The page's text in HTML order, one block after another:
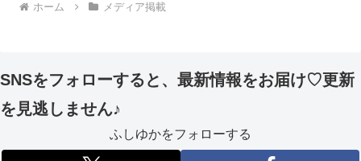
ホーム メディア掲載
SNSをフォローすると、最新情報をお届け♡更新
を見逃しません♪
ふしゆかをフォローする